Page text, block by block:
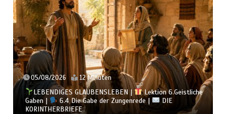
05/08/2026 12 Minuten
LEBENDIGES GLAUBENSLEBEN |
Lektion 6.Geistliche
Gaben |
6.4 Die Gabe der Zungenrede |
DIE
KORINTHERBRIEFE